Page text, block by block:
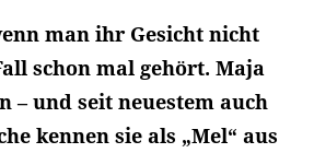
man ihr Gesicht nicht
schon mal gehört. Maja
– und seit neuestem auch
kennen sie als „Mel“ aus